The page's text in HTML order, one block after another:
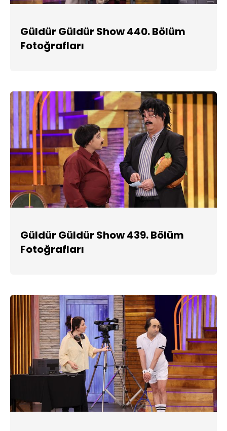
Güldür Güldür Show 440. Bölüm
Fotoğrafları
Güldür Güldür Show 439. Bölüm
Fotoğrafları